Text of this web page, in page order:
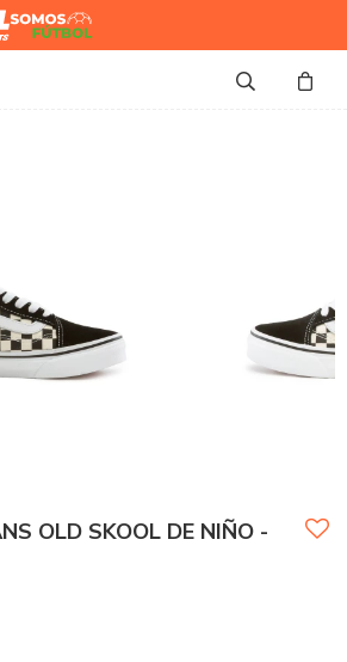
Somos
Futbol
OLD SKOOL DE NIÑO -